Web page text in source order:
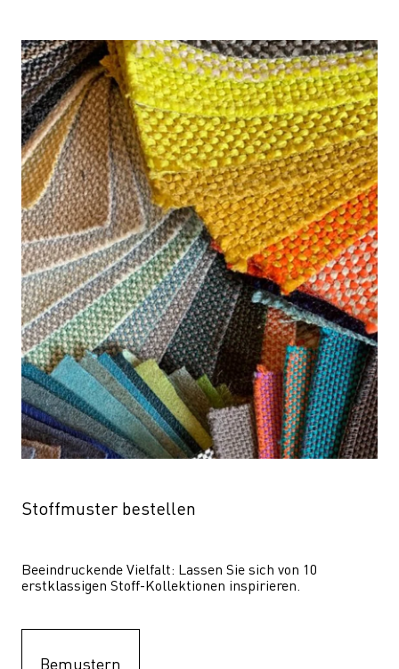
Stoffmuster bestellen
Beeindruckende Vielfalt: Lassen Sie sich von 10
erstklassigen Stoff-Kollektionen inspirieren.
Bemustern